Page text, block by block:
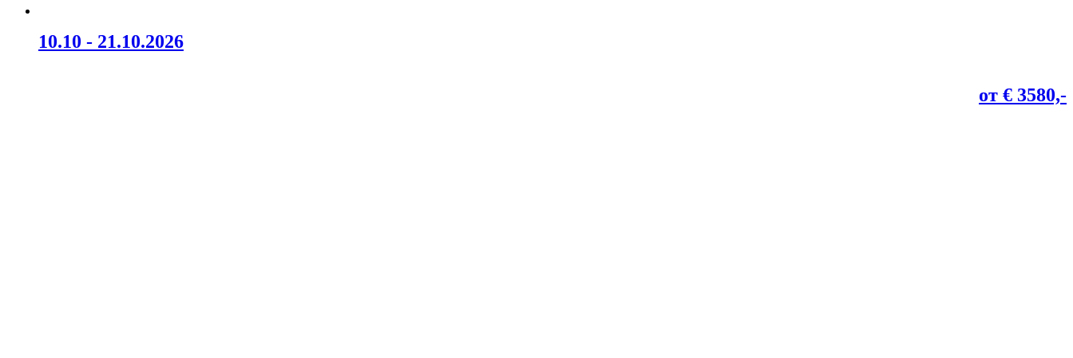
10.10 - 21.10.2026
от € 3580,-